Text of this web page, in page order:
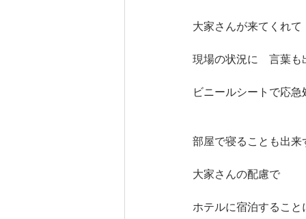
大家さんが来てくれて
現場の状況に　言葉も
ビニールシートで応急
部屋で寝ることも出来
大家さんの配慮で
ホテルに宿泊すること